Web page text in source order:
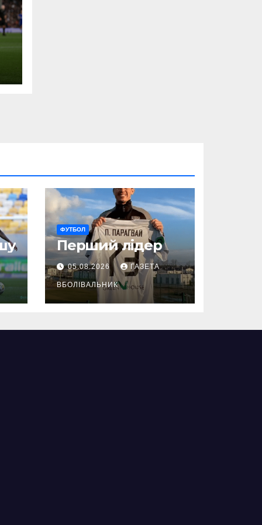
ФУТБОЛ
Перший лідер
05.08.2026 ГАЗЕТА
ВБОЛІВАЛЬНИК